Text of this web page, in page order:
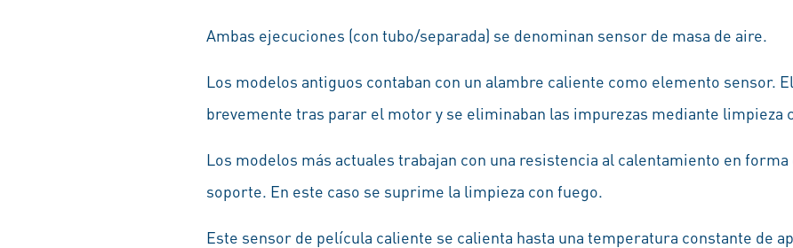
Ambas ejecuciones (con tubo/separada) se denominan sensor de masa de aire.
Los modelos antiguos contaban con un alambre caliente como elemento sensor.
brevemente tras parar el motor y se eliminaban las impurezas mediante limpieza
Los modelos más actuales trabajan con una resistencia al calentamiento en
soporte. En este caso se suprime la limpieza con fuego.
Este sensor de película caliente se calienta hasta una temperatura constante de